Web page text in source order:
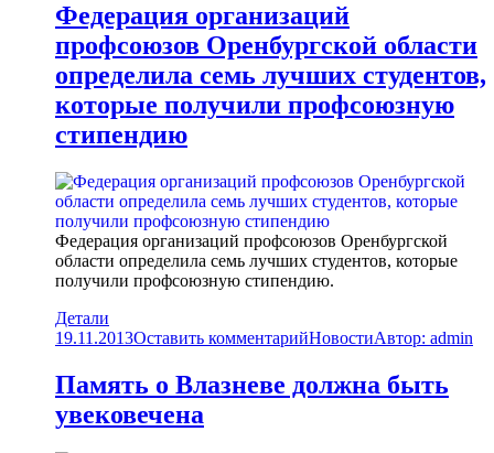
Федерация организаций
профсоюзов Оренбургской области
определила семь лучших студентов,
которые получили профсоюзную
стипендию
Федерация организаций профсоюзов Оренбургской
области определила семь лучших студентов, которые
получили профсоюзную стипендию.
Детали
19.11.2013Оставить комментарийНовостиАвтор: admin
Память о Влазневе должна быть
увековечена